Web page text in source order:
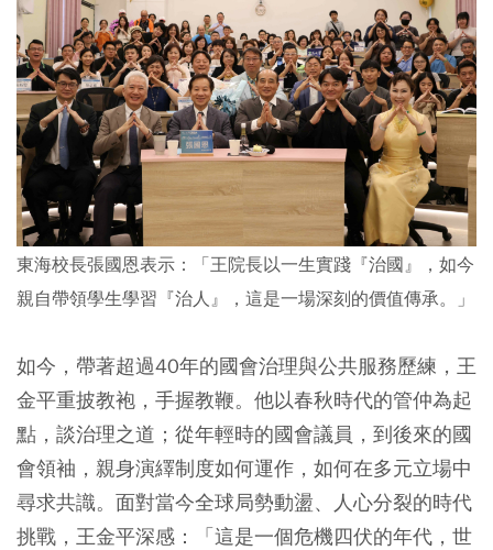
東海校長張國恩表示：「王院長以一生實踐『治國』，如今
親自帶領學生學習『治人』，這是一場深刻的價值傳承。」
如今，帶著超過40年的國會治理與公共服務歷練，王
金平重披教袍，手握教鞭。他以春秋時代的管仲為起
點，談治理之道；從年輕時的國會議員，到後來的國
會領袖，親身演繹制度如何運作，如何在多元立場中
尋求共識。面對當今全球局勢動盪、人心分裂的時代
挑戰，王金平深感：「這是一個危機四伏的年代，世